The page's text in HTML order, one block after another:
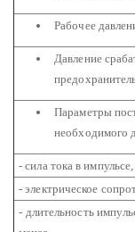
Рабочее
Давление
Параметры
необходимого
- сила тока в
- электрическое
- длительность